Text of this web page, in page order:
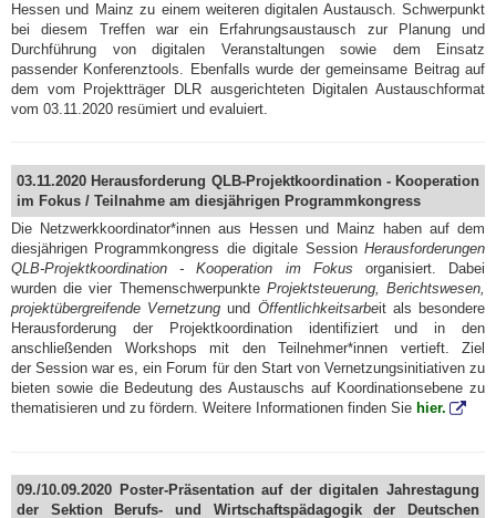
Hessen und Mainz zu einem weiteren digitalen Austausch. Schwerpunkt
bei diesem Treffen war ein Erfahrungsaustausch zur Planung und
Durchführung von digitalen Veranstaltungen sowie dem Einsatz
passender Konferenztools. Ebenfalls wurde der gemeinsame Beitrag auf
dem vom Projektträger DLR ausgerichteten Digitalen Austauschformat
vom 03.11.2020 resümiert und evaluiert.
03.11.2020 Herausforderung QLB-Projektkoordination - Kooperation
im Fokus / Teilnahme am diesjährigen Programmkongress
Die Netzwerkkoordinator*innen aus Hessen und Mainz haben auf dem
diesjährigen Programmkongress die digitale Session Herausforderungen
QLB-Projektkoordination - Kooperation im Fokus organisiert. Dabei
wurden die vier Themenschwerpunkte Projektsteuerung, Berichtswesen,
projektübergreifende Vernetzungund Öffentlichkeitsarbeit als besondere
Herausforderung der Projektkoordination identifiziert und in den
anschließenden Workshops mit den Teilnehmer*innen vertieft. Ziel
derSession war es, ein Forum für den Start von Vernetzungsinitiativen zu
bieten sowie die Bedeutung des Austauschs auf Koordinationsebene zu
thematisieren und zu fördern. Weitere Informationen finden Sie hier.
09./10.09.2020 Poster-Präsentation auf der digitalen Jahrestagung
der Sektion Berufs- und Wirtschaftspädagogik der Deutschen